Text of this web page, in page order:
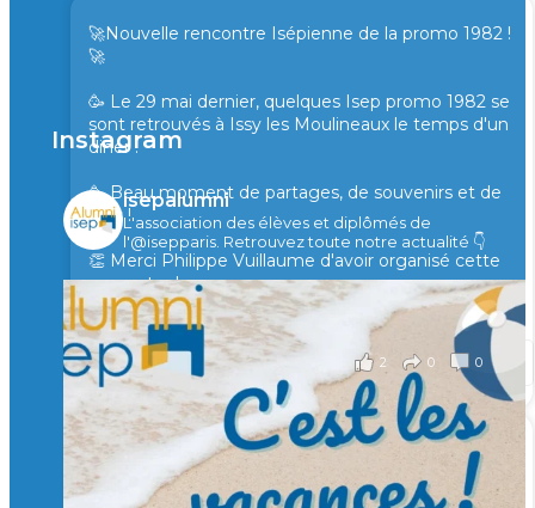
🚀Nouvelle rencontre Isépienne de la promo 1982 !
🚀
🥳 Le 29 mai dernier, quelques Isep promo 1982 se
sont retrouvés à Issy les Moulineaux le temps d'un
diner !
🥳 Beau moment de partages, de souvenirs et de
rires !
👏 Merci Philippe Vuillaume d'avoir organisé cette
rencontre !
il y a 2 mois
2 0 0
Voir sur Facebook · Partager
🙏 Soutenez l’Isep via la taxe d’apprentissage 2026
et contribuons ensemble à former les générations
d’ingénieurs de demain. 🙏
Instagram
isepalumni
L'association des élèves et diplômés de
l'@isepparis. Retrouvez toute notre actualité 👇